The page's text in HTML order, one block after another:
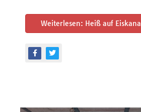
Weiterlesen: Heiß auf Eiskanal